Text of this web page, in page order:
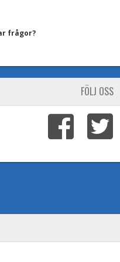
frågor?
FÖLJ OSS